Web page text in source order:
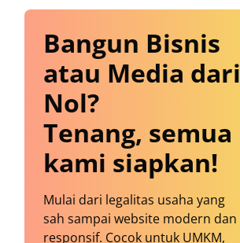
Bangun Bisnis
atau Media dari
Nol?
Tenang, semua
kami siapkan!
Mulai dari legalitas usaha yang
sah sampai website modern dan
responsif. Cocok untuk UMKM,